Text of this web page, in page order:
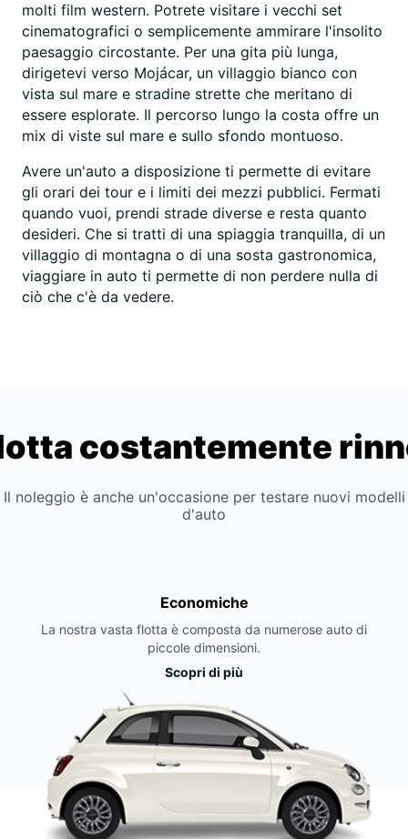
molti film western. Potrete visitare i vecchi set
cinematografici o semplicemente ammirare l'insolito
paesaggio circostante. Per una gita più lunga,
dirigetevi verso Mojácar, un villaggio bianco con
vista sul mare e stradine strette che meritano di
essere esplorate. Il percorso lungo la costa offre un
mix di viste sul mare e sullo sfondo montuoso.
Avere un'auto a disposizione ti permette di evitare
gli orari dei tour e i limiti dei mezzi pubblici. Fermati
quando vuoi, prendi strade diverse e resta quanto
desideri. Che si tratti di una spiaggia tranquilla, di un
villaggio di montagna o di una sosta gastronomica,
viaggiare in auto ti permette di non perdere nulla di
ciò che c'è da vedere.
costantemente
Il noleggio è anche un'occasione per testare nuovi modelli
d'auto
Economiche
La nostra vasta flotta è composta da numerose auto di
piccole dimensioni.
Scopri di più